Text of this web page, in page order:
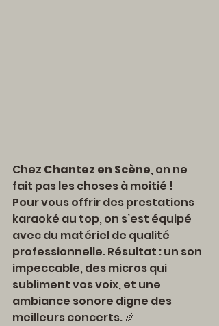
Chez Chantez en Scène, on ne
fait pas les choses à moitié !
Pour vous offrir des prestations
karaoké au top, on s’est équipé
avec du matériel de qualité
professionnelle. Résultat : un son
impeccable, des micros qui
subliment vos voix, et une
ambiance sonore digne des
meilleurs concerts. 🎉